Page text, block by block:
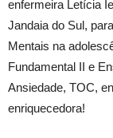
enfermeira Letícia
Jandaia do Sul,
Mentais na
Fundamental II e
Ansiedade, TOC,
enriquecedora!